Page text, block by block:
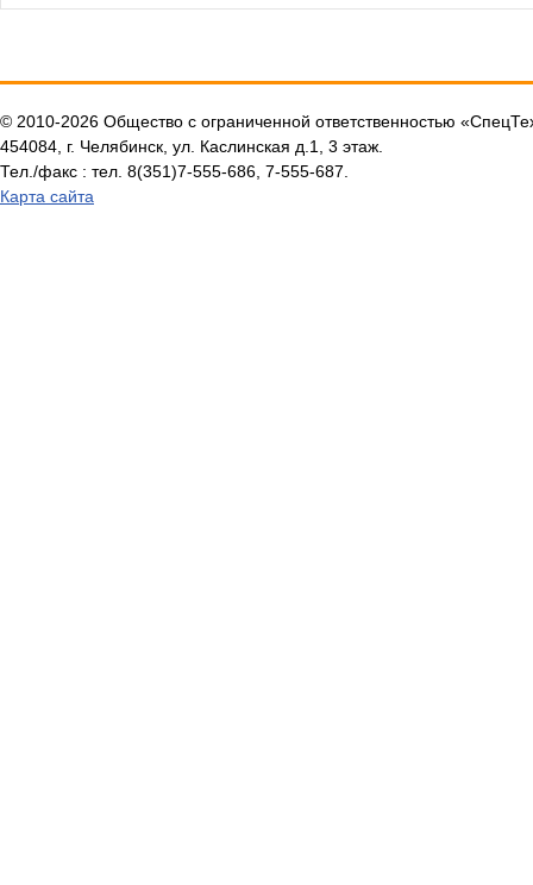
© 2010-2026 Общество с ограниченной ответственностью
454084, г. Челябинск, ул. Каслинская д.1, 3 этаж.
Тел./факс : тел. 8(351)7-555-686, 7-555-687.
Карта сайта